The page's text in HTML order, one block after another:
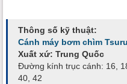
Thông số kỹ thuật:
Cánh máy bơm chìm
Xuất xứ: Trung Quốc
Đường kính trục cánh: 16,
40, 42